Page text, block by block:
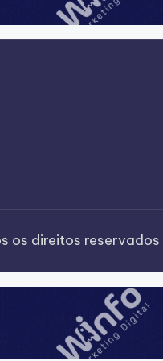
os direitos reservados